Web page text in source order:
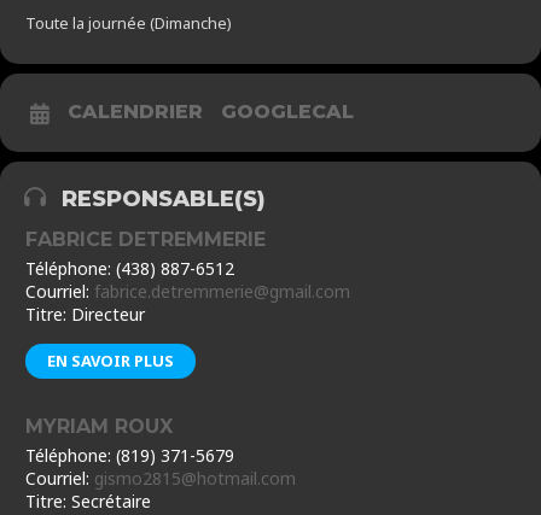
Toute la journée (Dimanche)
CALENDRIER GOOGLECAL
RESPONSABLE(S)
FABRICE DETREMMERIE
Téléphone: (438) 887-6512
Courriel: fabrice.detremmerie@gmail.com
Titre: Directeur
EN SAVOIR PLUS
MYRIAM ROUX
Téléphone: (819) 371-5679
Courriel: gismo2815@hotmail.com
Titre: Secrétaire